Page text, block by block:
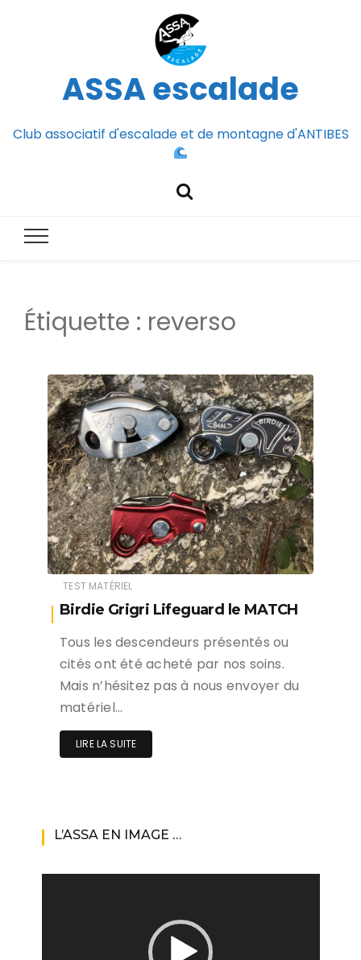
ASSA escalade
Club associatif d'escalade et de montagne d'ANTIBES
Étiquette : reverso
TEST MATÉRIEL
Birdie Grigri Lifeguard le MATCH
Tous les descendeurs présentés ou
cités ont été acheté par nos soins.
Mais n’hésitez pas à nous envoyer du
matériel…
LIRE LA SUITE
L’ASSA EN IMAGE …